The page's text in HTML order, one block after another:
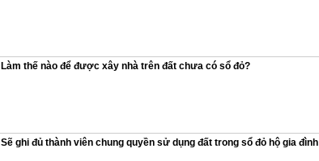
Làm thế nào để được xây nhà trên đất chưa có sổ đỏ?
Sẽ ghi đủ thành viên chung quyền sử dụng đất trong sổ đỏ hộ gia đình